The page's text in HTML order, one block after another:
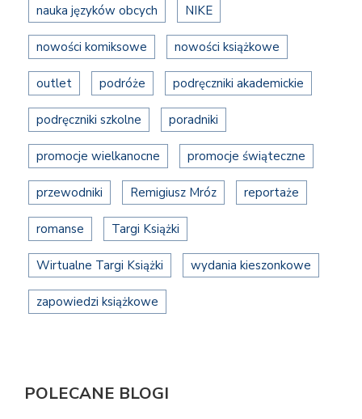
nauka języków obcych NIKE
nowości komiksowe nowości książkowe
outlet podróże podręczniki akademickie
podręczniki szkolne poradniki
promocje wielkanocne promocje świąteczne
przewodniki Remigiusz Mróz reportaże
romanse Targi Książki
Wirtualne Targi Książki wydania kieszonkowe
zapowiedzi książkowe
POLECANE BLOGI